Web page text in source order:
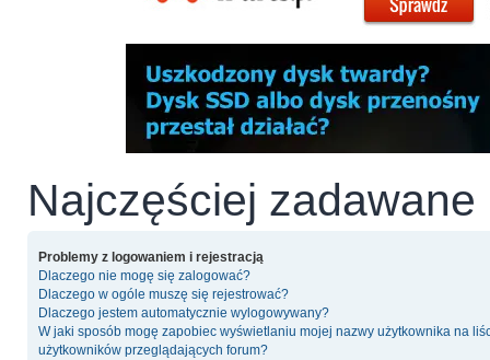
Najczęściej zadawane
Problemy z logowaniem i rejestracją
Dlaczego nie mogę się zalogować?
Dlaczego w ogóle muszę się rejestrować?
Dlaczego jestem automatycznie wylogowywany?
W jaki sposób mogę zapobiec wyświetlaniu mojej nazwy użytkownika na
użytkowników przeglądających forum?